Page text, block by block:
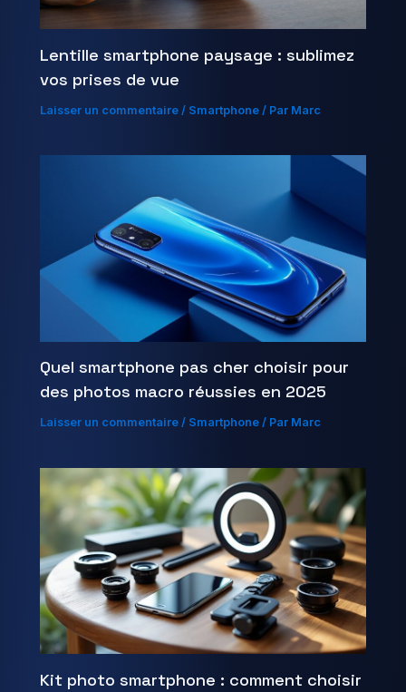
Lentille smartphone paysage : sublimez
vos prises de vue
Laisser un commentaire / Smartphone / Par Marc
Quel smartphone pas cher choisir pour
des photos macro réussies en 2025
Laisser un commentaire / Smartphone / Par Marc
Kit photo smartphone : comment choisir